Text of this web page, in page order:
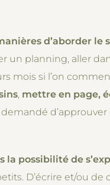
d’aborder le
un planning, aller
mois si l’on
, mettre en page,
la possibilité de
D’écrire et/ou de